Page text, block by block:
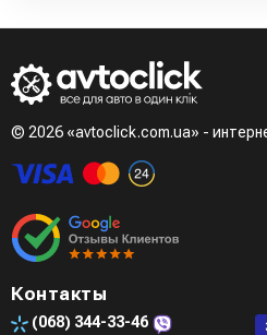
© 2026 «avtoclick.com.ua» -
Контакты
(068) 344-33-46